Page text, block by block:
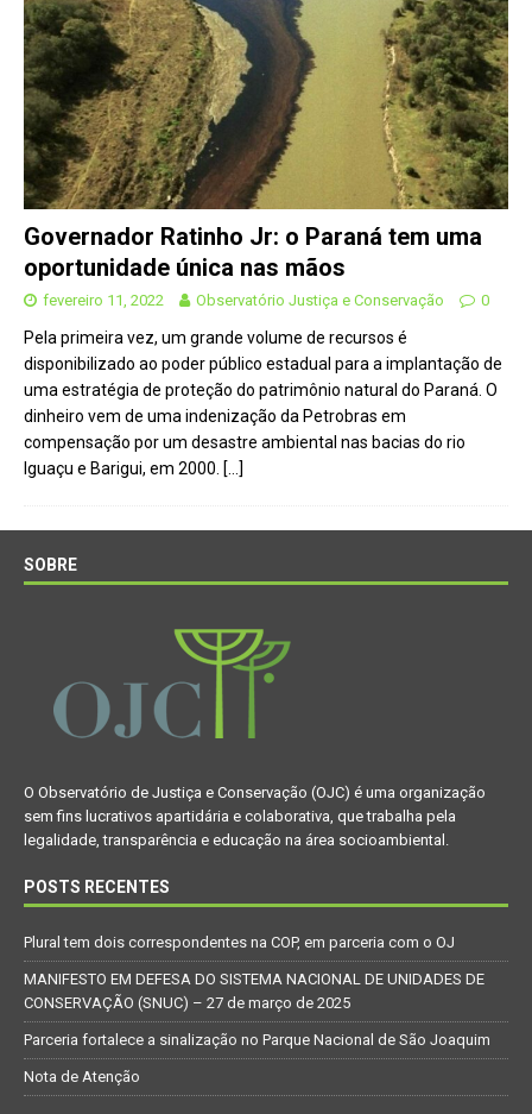
Governador Ratinho Jr: o Paraná tem uma
oportunidade única nas mãos
fevereiro 11, 2022 Observatório Justiça e Conservação 0
Pela primeira vez, um grande volume de recursos é
disponibilizado ao poder público estadual para a implantação de
uma estratégia de proteção do patrimônio natural do Paraná. O
dinheiro vem de uma indenização da Petrobras em
compensação por um desastre ambiental nas bacias do rio
Iguaçu e Barigui, em 2000. […]
SOBRE
O Observatório de Justiça e Conservação (OJC) é uma organização
sem fins lucrativos apartidária e colaborativa, que trabalha pela
legalidade, transparência e educação na área socioambiental.
POSTS RECENTES
Plural tem dois correspondentes na COP, em parceria com o OJ
MANIFESTO EM DEFESA DO SISTEMA NACIONAL DE UNIDADES DE
CONSERVAÇÃO (SNUC) – 27 de março de 2025
Parceria fortalece a sinalização no Parque Nacional de São Joaquim
Nota de Atenção